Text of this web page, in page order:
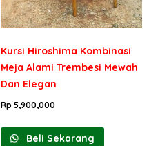
Kursi Hiroshima Kombinasi
Meja Alami Trembesi Mewah
Dan Elegan
Rp5,900,000
Beli Sekarang